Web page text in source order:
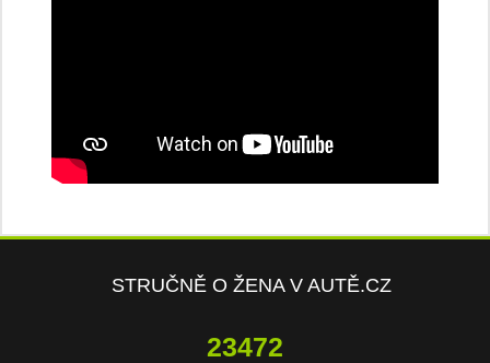
STRUČNĚ O ŽENA V AUTĚ.CZ
23472